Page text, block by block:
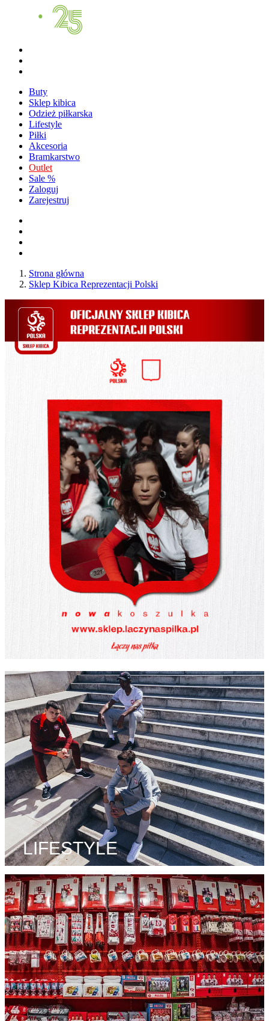
Buty
Sklep kibica
Odzież piłkarska
Lifestyle
Piłki
Akcesoria
Bramkarstwo
Outlet
Sale %
Zaloguj
Zarejestruj
Strona główna
Sklep Kibica Reprezentacji Polski
LIFESTYLE